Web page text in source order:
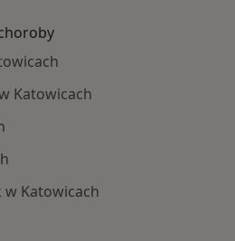
Katowicach
Katowicach